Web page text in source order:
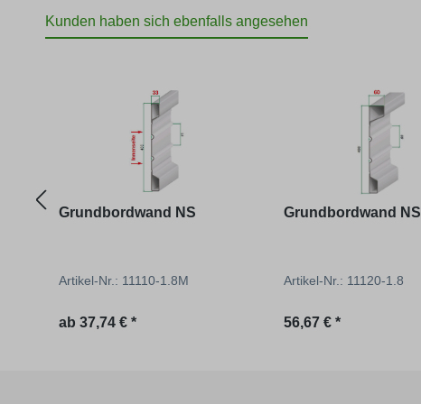
Kunden haben sich ebenfalls angesehen
Grundbordwand NS
Artikel-Nr.: 11110-1.8M
Regulärer Preis:
ab 37,74 € *
Grundbordwand NS
Artikel-Nr.: 11120-1.8
Regulärer Preis:
56,67 € *